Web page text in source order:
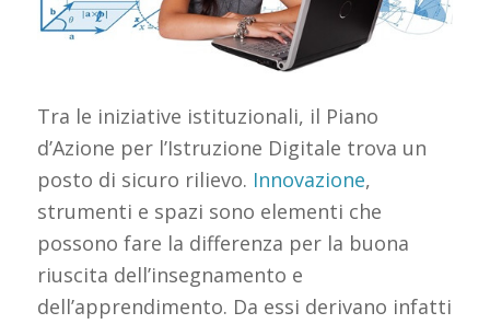
Tra le iniziative istituzionali, il Piano
d’Azione per l’Istruzione Digitale trova un
posto di sicuro rilievo. Innovazione,
strumenti e spazi sono elementi che
possono fare la differenza per la buona
riuscita dell’insegnamento e
dell’apprendimento. Da essi derivano infatti